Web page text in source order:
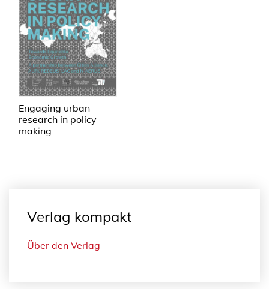
Engaging urban
research in policy
making
Verlag kompakt
Über den Verlag